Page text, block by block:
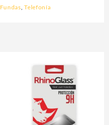
Fundas,Telefonía